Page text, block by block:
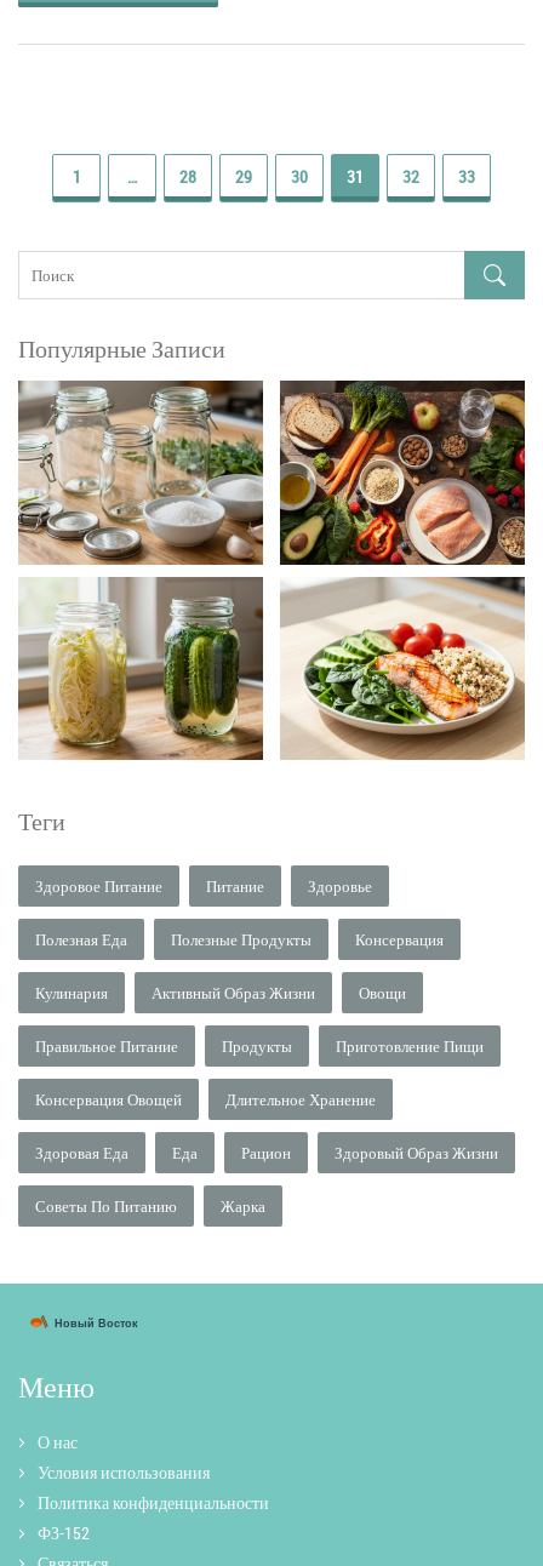
1 … 28 29 30 31 32 33
Популярные Записи
Теги
Здоровое Питание Питание Здоровье
Полезная Еда Полезные Продукты Консервация
Кулинария Активный Образ Жизни Овощи
Правильное Питание Продукты Приготовление Пищи
Консервация Овощей Длительное Хранение
Здоровая Еда Еда Рацион Здоровый Образ Жизни
Советы По Питанию Жарка
Меню
О нас
Условия использования
Политика конфиденциальности
ФЗ-152